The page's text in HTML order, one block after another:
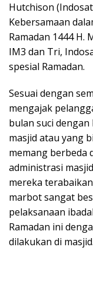
Hutchison
Kebersamaan
Ramadan 1444 H.
IM3 dan Tri,
spesial Ramadan.
Sesuai dengan
mengajak
bulan suci
masjid atau yang
memang berbeda
administrasi
mereka
marbot sangat
pelaksanaan
Ramadan ini
dilakukan di masjid.